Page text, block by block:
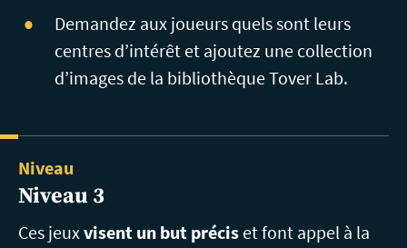
Demandez aux joueurs quels sont leurs
centres d’intérêt et ajoutez une collection
d’images de la bibliothèque Tover Lab.
Niveau
Niveau 3
Ces jeuxvisent un but précis et font appel à la